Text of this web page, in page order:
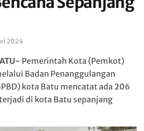
2024
Pemerintah Kota (Pemkot)
Badan Penanggulangan
kota Batu mencatat ada 206
di kota Batu sepanjang